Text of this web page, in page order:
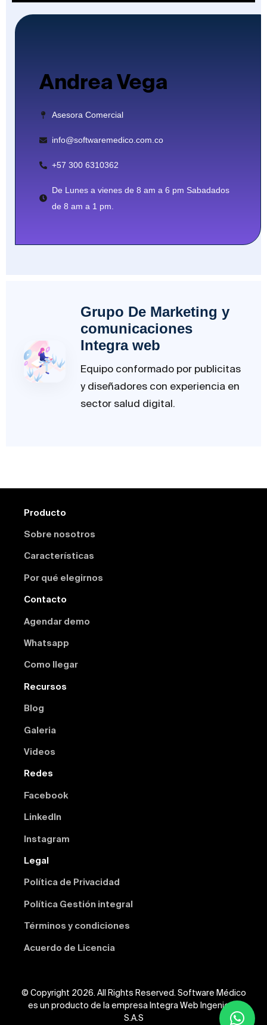
Andrea Vega
Asesora Comercial
info@softwaremedico.com.co
+57 300 6310362
De Lunes a vienes de 8 am a 6 pm Sabadados
de 8 am a 1 pm.
Grupo De Marketing y
comunicaciones
Integra web
Equipo conformado por publicitas
y diseñadores con experiencia en
sector salud digital.
Producto
Sobre nosotros
Características
Por qué elegirnos
Contacto
Agendar demo
Whatsapp
Como llegar
Recursos
Blog
Galeria
Videos
Redes
Facebook
Linkedln
Instagram
Legal
Política de Privacidad
Política Gestión integral
Términos y condiciones
Acuerdo de Licencia
© Copyright 2026. All Rights Reserved. Software Médico
es un producto de la empresa Integra Web Ingeniería
S.A.S